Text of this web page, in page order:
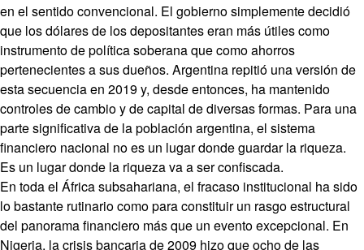
en el sentido convencional. El gobierno simplemente decidió
que los dólares de los depositantes eran más útiles como
instrumento de política soberana que como ahorros
pertenecientes a sus dueños. Argentina repitió una versión de
esta secuencia en 2019 y, desde entonces, ha mantenido
controles de cambio y de capital de diversas formas. Para una
parte significativa de la población argentina, el sistema
financiero nacional no es un lugar donde guardar la riqueza.
Es un lugar donde la riqueza va a ser confiscada.
En toda el África subsahariana, el fracaso institucional ha sido
lo bastante rutinario como para constituir un rasgo estructural
del panorama financiero más que un evento excepcional. En
Nigeria, la crisis bancaria de 2009 hizo que ocho de las